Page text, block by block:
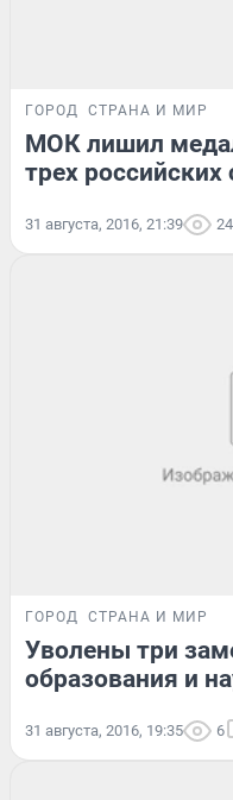
ГОРОД СТРАНА И МИР
МОК лишил
трех
31 августа, 2016, 21:39
ГОРОД СТРАНА И МИР
Уволены три
образования и
31 августа, 2016, 19:35 6